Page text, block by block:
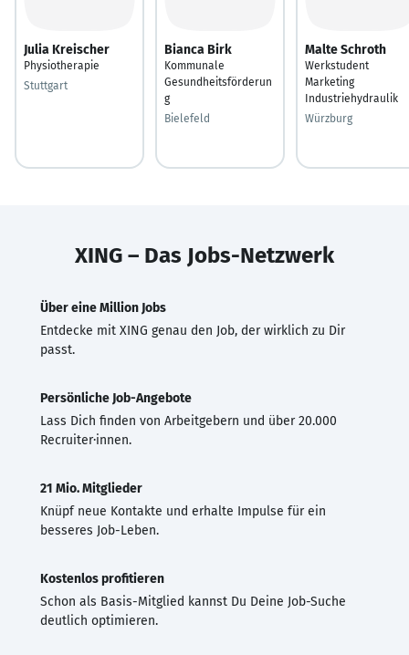
Julia Kreischer
Physiotherapie
Stuttgart
Bianca Birk
Kommunale
Gesundheitsförderun
g
Bielefeld
Malte Schroth
Werkstudent
Marketing
Industriehydraulik
Würzburg
XING – Das Jobs-Netzwerk
Über eine Million Jobs
Entdecke mit XING genau den Job, der wirklich zu Dir
passt.
Persönliche Job-Angebote
Lass Dich finden von Arbeitgebern und über 20.000
Recruiter·innen.
21 Mio. Mitglieder
Knüpf neue Kontakte und erhalte Impulse für ein
besseres Job-Leben.
Kostenlos profitieren
Schon als Basis-Mitglied kannst Du Deine Job-Suche
deutlich optimieren.